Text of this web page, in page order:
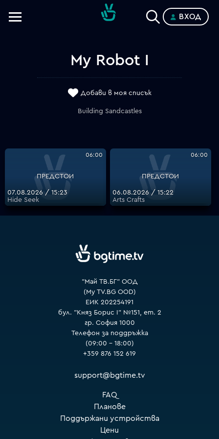
ВХОД
My Robot I
Добави в моя списък
Building Sandcastles
ПРЕДСТОИ
06:00
07.08.2026 / 15:23
Hide Seek
ПРЕДСТОИ
06:00
06.08.2026 / 15:22
Arts Crafts
"Май ТВ.БГ" ООД
(My TV.BG OOD)
ЕИК 202254191
бул. "Княз Борис I" №151, ет. 2
гр. София 1000
Телефон за поддръжка
(09:00 – 18:00)
+359 876 152 619
support@bgtime.tv
FAQ
Планове
Поддържани устройства
Цени